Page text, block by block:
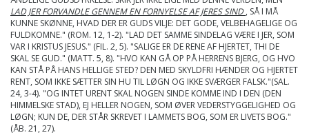
LAD JER FORVANDLE GENNEM EN FORNYELSE AF JERES SIND, SÅ I MÅ
KUNNE SKØNNE, HVAD DER ER GUDS VILJE: DET GODE, VELBEHAGELIGE OG
FULDKOMNE." (ROM. 12, 1-2). "LAD DET SAMME SINDELAG VÆRE I JER, SOM
VAR I KRISTUS JESUS." (FIL. 2, 5). "SALIGE ER DE RENE AF HJERTET, THI DE
SKAL SE GUD." (MATT. 5, 8). "HVO KAN GÅ OP PÅ HERRENS BJERG, OG HVO
KAN STÅ PÅ HANS HELLIGE STED? DEN MED SKYLDFRI HÆNDER OG HJERTET
RENT, SOM IKKE SÆTTER SIN HU TIL LØGN OG IKKE SVÆRGER FALSK."(SAL.
24, 3-4). "OG INTET URENT SKAL NOGEN SINDE KOMME IND I DEN (DEN
HIMMELSKE STAD), EJ HELLER NOGEN, SOM ØVER VEDERSTYGGELIGHED OG
LØGN; KUN DE, DER STÅR SKREVET I LAMMETS BOG, SOM ER LIVETS BOG."
(ÅB. 21, 27).